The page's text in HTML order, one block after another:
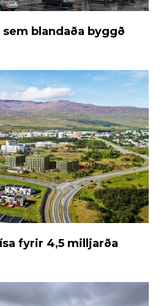
sem blandaða byggð
fyrir 4,5 milljarða